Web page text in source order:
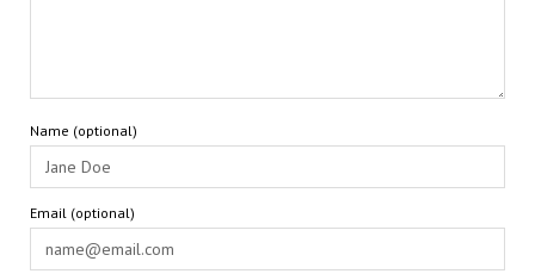
Name (optional)
Email (optional)